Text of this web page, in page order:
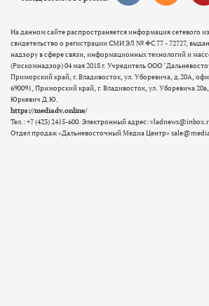
На данном сайте распространяется информация сетевого
свидетельство о регистрации СМИ ЭЛ № ФС 77 - 72727,
надзору в сфере связи, информационных технологий и
(Роскомнадзор) 04 мая 2018 г. Учредитель ООО
Приморский край, г. Владивосток, ул. Уборевича, д.20А,
690091, Приморский край, г. Владивосток, ул. Уборевича
Юркевич Д.Ю.
https://mediadv.online/
Тел.: +7 (423) 2415-600. Электронный адрес:
Отдел продаж «Дальневосточный Медиа Центр»